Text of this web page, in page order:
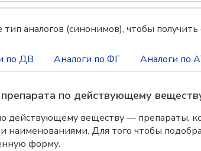
аналогов (синонимов), чтобы получить
по ДВ Аналоги по ФГ Аналоги по
по действующему
действующему веществу — препараты,
наименованиями. Для того чтобы
форму.